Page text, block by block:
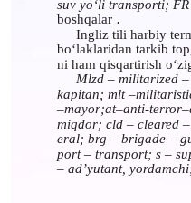
suv yo‘li transporti;
boshqalar .
Ingliz tili harbiy
bo‘laklaridan tarkib
ni ham qisqartirish
Mlzd – militarized
kapitan; mlt
–­mayor;­at­–­anti-
miqdor; cld – cleared
eral; brg – brigade –
port – transport; s –
– ad’yutant,